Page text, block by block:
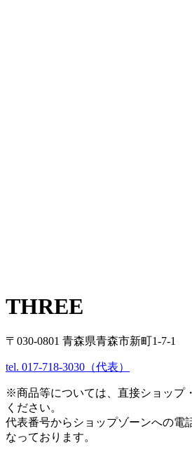
THREE
〒030-0801 青森県青森市新町1-7-1
tel. 017-718-3030（代表）
※商品等については、直接ショップ
ください。
代表番号からショップゾーンへの電
なっております。